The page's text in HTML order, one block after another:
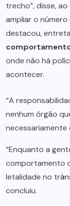
trecho”, disse,
ampliar o número
destacou,
onde não há
acontecer.
“A
nenhum órgão
necessariamente
“Enquanto a
comportamento
letalidade no
concluiu.